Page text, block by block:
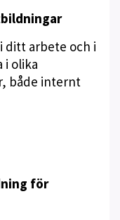
ditt arbete och i
i olika
både internt
för